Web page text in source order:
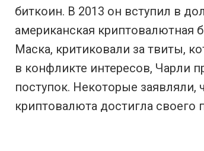
биткоин. В 2013 он вступил в
американская криптовалютная
Маска, критиковали за твиты,
в конфликте интересов, Чарли
поступок. Некоторые
криптовалюта достигла своего